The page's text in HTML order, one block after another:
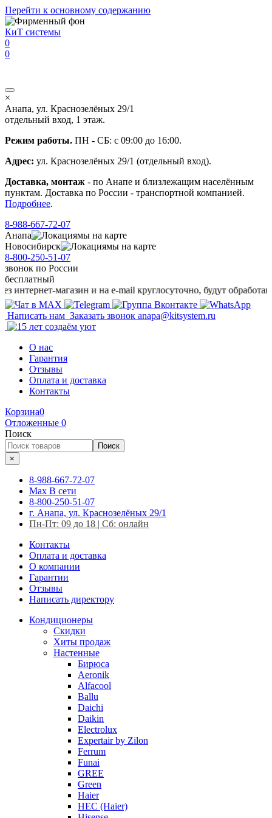
Перейти к основному содержанию
КиТ системы
0
0
×
Анапа, ул. Краснозелёных 29/1
отдельный вход, 1 этаж.
Режим работы. ПН - СБ: с 09:00 до 16:00.
Адрес: ул. Краснозелёных 29/1 (отдельный вход).
Доставка, монтаж - по Анапе и близлежащим населённым
пунктам. Доставка по России - транспортной компанией.
Подробнее.
8-988-667-72-07
Анапа
мы на карте
Новосибирск
мы на карте
8-800-250-51-07
звонок по России
бесплатный
магазин и на e-mail круглосуточно, будут обработаны в
Написать нам Заказать звонок anapa@kitsystem.ru
О нас
Гарантия
Отзывы
Оплата и доставка
Контакты
Корзина0
Отложенные 0
Поиск
Поиск
×
8-988-667-72-07
Max В сети
8-800-250-51-07
г. Анапа, ул. Краснозелёных 29/1
Пн-Пт: 09 до 18 | Сб: онлайн
Контакты
Оплата и доставка
О компании
Гарантии
Отзывы
Написать директору
Кондиционеры
Скидки
Хиты продаж
Настенные
Бирюса
Aeronik
Alfacool
Ballu
Daichi
Daikin
Electrolux
Expertair by Zilon
Ferrum
Funai
GREE
Green
Haier
HEC (Haier)